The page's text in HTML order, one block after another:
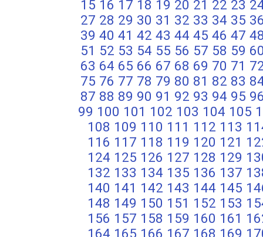
15 16 17 18 19 20 21 22 23
27 28 29 30 31 32 33 34 35
39 40 41 42 43 44 45 46 47
51 52 53 54 55 56 57 58 59
63 64 65 66 67 68 69 70 71
75 76 77 78 79 80 81 82 83
87 88 89 90 91 92 93 94 95
99 100 101 102 103 104 105
108 109 110 111 112 113
116 117 118 119 120 121
124 125 126 127 128 129
132 133 134 135 136 137
140 141 142 143 144 145
148 149 150 151 152 153
156 157 158 159 160 161
164 165 166 167 168 169